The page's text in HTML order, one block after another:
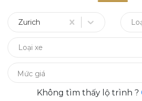
Zurich
Loại xe
Mức giá
Không tìm thấy lộ trình ?